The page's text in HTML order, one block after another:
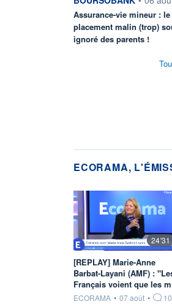
Assurance-vie mineur : le
placement malin (trop)
ignoré des parents !
ECORAMA,
24'31
[REPLAY] Marie-Anne
Barbat-Layani (AMF) :
Français voient que les
information fournie par
ECORAMA • 07 août • 10